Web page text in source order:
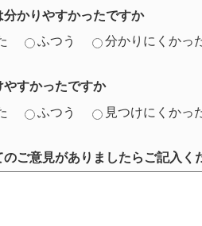
かりやすかったですか
ふつう 分かりにくかっ
すかったですか
ふつう 見つけにくかっ
ご意見がありましたらご記入く